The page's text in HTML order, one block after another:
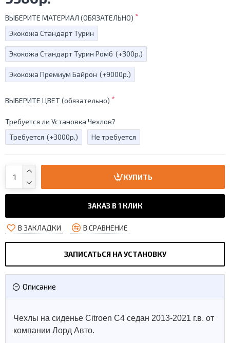
ВЫБЕРИТЕ МАТЕРИАЛ (ОБЯЗАТЕЛЬНО)
Экокожа Стандарт Турин
Экокожа Стандарт Турин Ромб (+300р.)
Экокожа Премиум Байрон (+9000р.)
ВЫБЕРИТЕ ЦВЕТ (обязательно)
Требуется ли Установка Чехлов?
Требуется (+3000р.) Не требуется
КУПИТЬ
ЗАКАЗ В 1 КЛИК
В ЗАКЛАДКИ В СРАВНЕНИЕ
ЗАПИСАТЬСЯ НА УСТАНОВКУ
Описание
Чехлы на сиденье Citroen C4 седан 2013-2021 г.в. от
компании Лорд Авто.